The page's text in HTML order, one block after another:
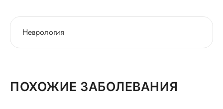
Неврология
ПОХОЖИЕ ЗАБОЛЕВАНИЯ